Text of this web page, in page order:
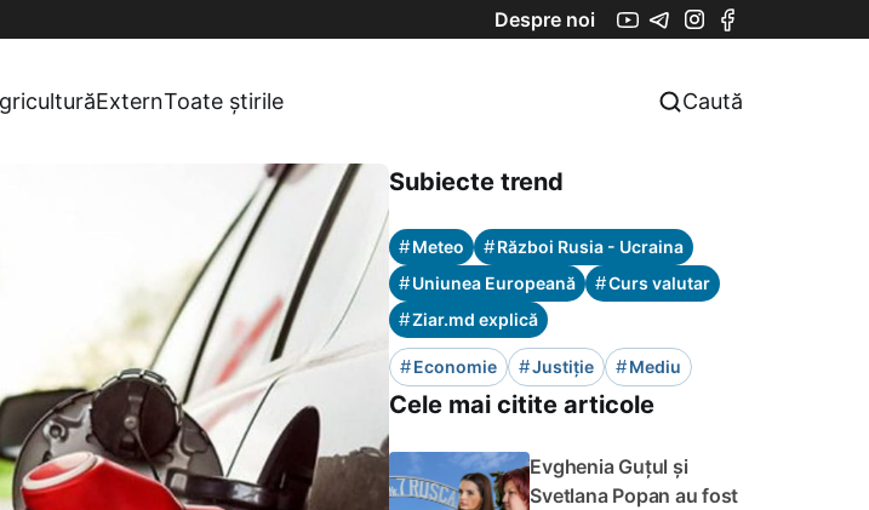
Despre noi
ExternToate știrile Caută
Subiecte trend
#Meteo #Război Rusia - Ucraina
#Uniunea Europeană #Curs valutar
#Ziar.md explică
#Economie #Justiție #Mediu
Cele mai citite articole
Evghenia Guțul și
Svetlana Popan au fost